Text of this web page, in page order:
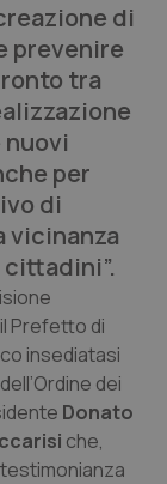
di
prevenire
tra
per
di
vicinanza
Prefetto di
insediatasi
dei
Donato
che,